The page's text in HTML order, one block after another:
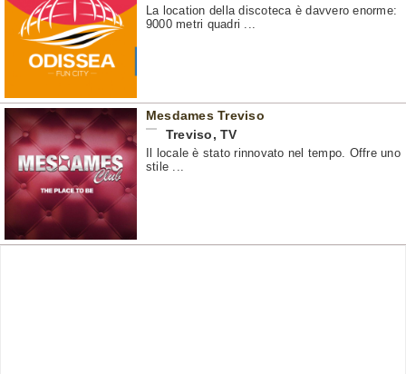
La location della discoteca è davvero enorme:
9000 metri quadri ...
Mesdames Treviso
Treviso ,TV
Il locale è stato rinnovato nel tempo. Offre uno
stile ...